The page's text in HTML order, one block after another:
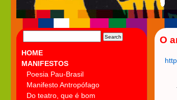
FOR:
HOME
MANIFESTOS
Poesia Pau-Brasil
Manifesto Antropófago
Do teatro, que é bom
O